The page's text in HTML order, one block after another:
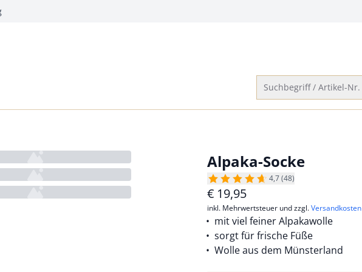
Suchbegriff / Artikel-Nr.
Alpaka-Socke
4,7 (48)
€ 19,95
inkl. Mehrwertsteuer und zzgl.Versandkosten
mit viel feiner Alpakawolle
sorgt für frische Füße
Wolle aus dem Münsterland